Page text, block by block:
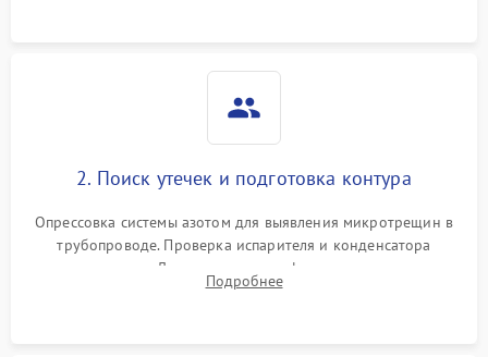
1800 ₽
2. Поиск утечек и подготовка контура
Опрессовка системы азотом для выявления микротрещин в
трубопроводе. Проверка испарителя и конденсатора
течеискателем. Демонтаж старого фильтра-осушителя и
продувка капиллярной трубки для устранения засоров.
Подробнее